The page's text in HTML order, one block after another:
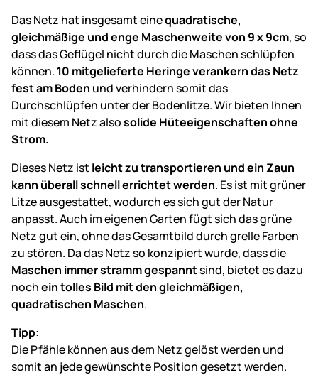
Das Netz hat insgesamt einequadratische,
gleichmäßige und enge Maschenweite von 9 x 9cm, so
dass das Geflügel nicht durch die Maschen schlüpfen
können. 10 mitgelieferte Heringe verankern das Netz
fest am Boden und verhindern somit das
Durchschlüpfen unter der Bodenlitze. Wir bieten Ihnen
mit diesem Netz alsosolide Hüteeigenschaften ohne
Strom.
Dieses Netz ist leicht zu transportieren und ein Zaun
kann überall schnell errichtet werden. Es ist mit grüner
Litze ausgestattet, wodurch es sich gut der Natur
anpasst. Auch im eigenen Garten fügt sich das grüne
Netz gut ein, ohne das Gesamtbild durch grelle Farben
zu stören. Da das Netz so konzipiert wurde, dass die
Maschen immer stramm gespanntsind, bietet es dazu
nochein tolles Bild mit den gleichmäßigen,
quadratischen Maschen.
Tipp:
Die Pfähle können aus dem Netz gelöst werden und
somit an jede gewünschte Position gesetzt werden.